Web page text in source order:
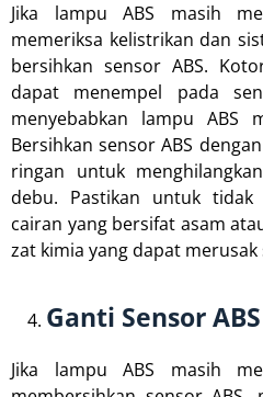
Jika lampu ABS masih
memeriksa kelistrikan dan
bersihkan sensor ABS.
dapat menempel pada
menyebabkan lampu ABS
Bersihkan sensor ABS
ringan untuk
debu. Pastikan untuk tidak
cairan yang bersifat asam
zat kimia yang dapat merusak
Ganti Sensor ABS
Jika lampu ABS masih